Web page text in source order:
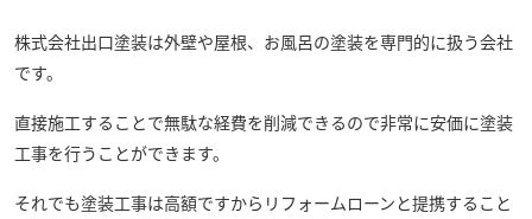
株式会社出口塗装は外壁や屋根、お風呂の塗装を専門的に扱う会社
です。
直接施工することで無駄な経費を削減できるので非常に安価に塗装
工事を行うことができます。
それでも塗装工事は高額ですからリフォームローンと提携すること